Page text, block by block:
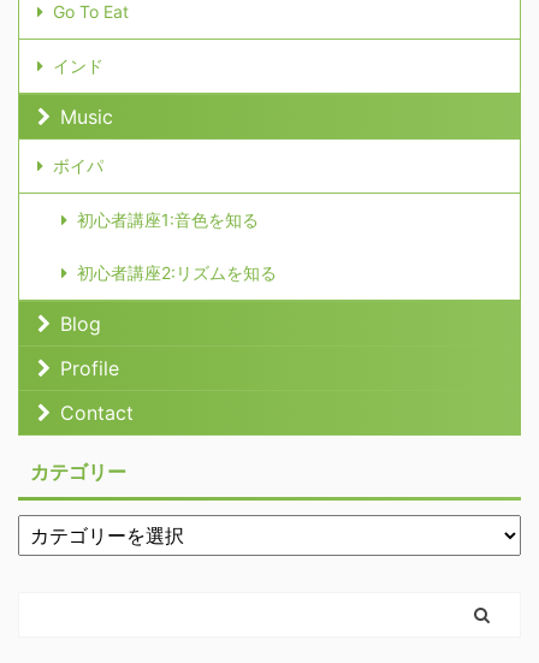
Go To Eat
インド
Music
ボイパ
初心者講座1:音色を知る
初心者講座2:リズムを知る
Blog
Profile
Contact
カテゴリー